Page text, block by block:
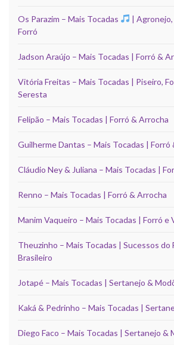
Os Parazim – Mais Tocadas
|
Forró
Jadson Araújo – Mais Tocadas | Forró &
Vitória Freitas – Mais Tocadas | Piseiro,
Seresta
Felipão – Mais Tocadas | Forró & Arrocha
Guilherme Dantas – Mais Tocadas | Forró
Cláudio Ney & Juliana – Mais Tocadas |
Renno – Mais Tocadas | Forró & Arrocha
Manim Vaqueiro – Mais Tocadas | Forró e
Theuzinho – Mais Tocadas | Sucessos do
Brasileiro
Jotapé – Mais Tocadas | Sertanejo &
Kaká & Pedrinho – Mais Tocadas |
Diego Faco – Mais Tocadas | Sertanejo &